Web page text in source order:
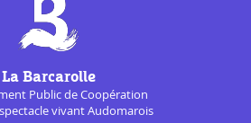
La Barcarolle
Public deCoopération
spectacle vivant Audomarois